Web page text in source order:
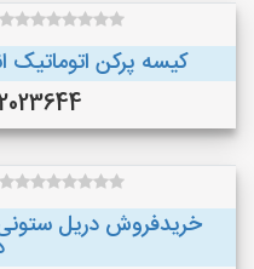
کیسه پرکن اتوماتیک
خریدفروش دریل